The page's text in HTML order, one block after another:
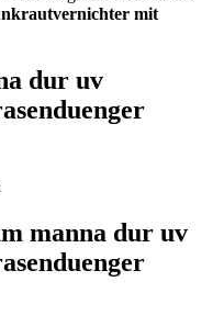
mit
dur uv
manna dur uv